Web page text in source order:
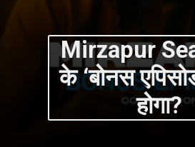
Mirzapur
के ‘बोनस
होगा?